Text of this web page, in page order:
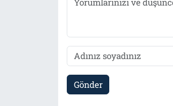
Gönder